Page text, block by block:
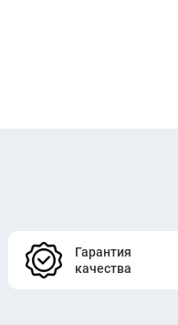
Гарантия
качества